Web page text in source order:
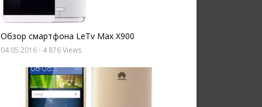
Обзор смартфона LeTv Max X900
04.05.2016- 4 876 Views